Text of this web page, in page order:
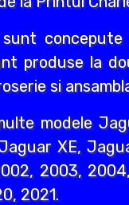
produse la
si
modele
XE,
2003,
2021.